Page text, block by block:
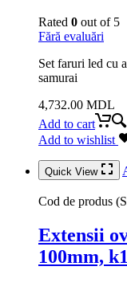
Rated 0 out of 5
Fără evaluări
Set faruri led cu
samurai
4,732.00 MDL
Add to cart
Add to wishlist
Quick View
Cod de produs
Extensii
100mm,